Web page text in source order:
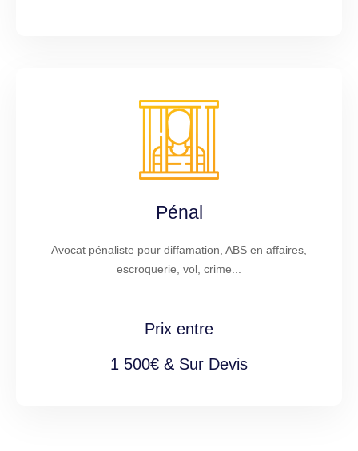
Pénal
Avocat pénaliste pour diffamation, ABS en affaires,
escroquerie, vol, crime...
Prix entre
1 500€ & Sur Devis